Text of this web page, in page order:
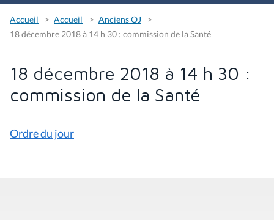
Accueil Accueil
Anciens OJ
18 décembre 2018 à 14 h 30 : commission de la Santé
18 décembre 2018 à 14 h 30 :
commission de la Santé
Ordre du jour